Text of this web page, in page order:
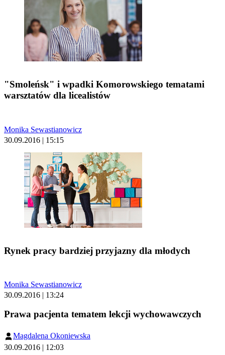
"Smoleńsk" i wpadki Komorowskiego tematami
warsztatów dla licealistów
Monika Sewastianowicz
30.09.2016 | 15:15
Rynek pracy bardziej przyjazny dla młodych
Monika Sewastianowicz
30.09.2016 | 13:24
Prawa pacjenta tematem lekcji wychowawczych
Magdalena Okoniewska
30.09.2016 | 12:03